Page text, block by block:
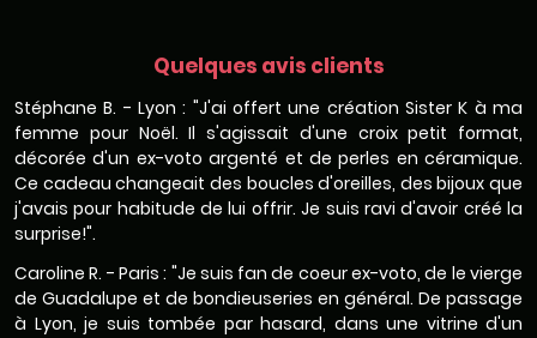
Quelques avis clients
Stéphane B. - Lyon : "J'ai offert une création Sister K à ma
femme pour Noël. Il s'agissait d'une croix petit format,
décorée d'un ex-voto argenté et de perles en céramique.
Ce cadeau changeait des boucles d'oreilles, des bijoux que
j'avais pour habitude de lui offrir. Je suis ravi d'avoir créé la
surprise!".
Caroline R. - Paris : "Je suis fan de coeur ex-voto, de le vierge
de Guadalupe et de bondieuseries en général. De passage
à Lyon, je suis tombée par hasard, dans une vitrine d'un